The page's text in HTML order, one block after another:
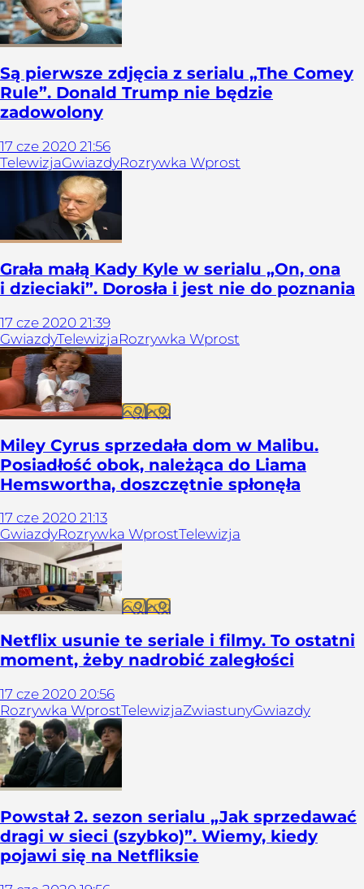
Są pierwsze zdjęcia z serialu „The Comey
Rule”. Donald Trump nie będzie
zadowolony
17 cze 2020 21:56
TelewizjaGwiazdyRozrywka Wprost
Grała małą Kady Kyle w serialu „On, ona
i dzieciaki”. Dorosła i jest nie do poznania
17 cze 2020 21:39
GwiazdyTelewizjaRozrywka Wprost
Galeria
Miley Cyrus sprzedała dom w Malibu.
Posiadłość obok, należąca do Liama
Hemswortha, doszczętnie spłonęła
17 cze 2020 21:13
GwiazdyRozrywka WprostTelewizja
Galeria
Netflix usunie te seriale i filmy. To ostatni
moment, żeby nadrobić zaległości
17 cze 2020 20:56
Rozrywka WprostTelewizjaZwiastunyGwiazdy
Powstał 2. sezon serialu „Jak sprzedawać
dragi w sieci (szybko)”. Wiemy, kiedy
pojawi się na Netfliksie